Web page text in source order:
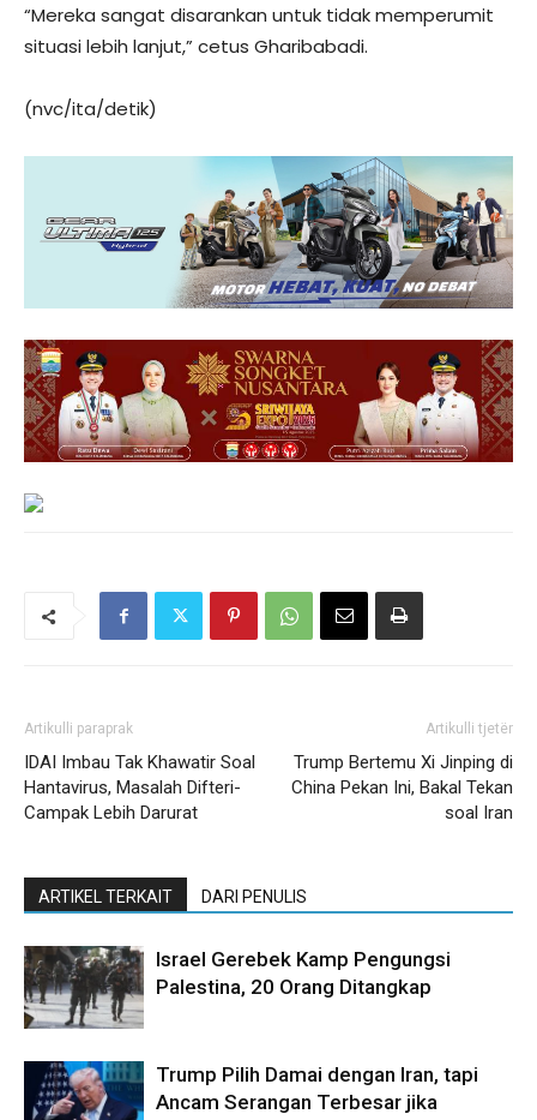
“Mereka sangat disarankan untuk tidak memperumit
situasi lebih lanjut,” cetus Gharibabadi.
(nvc/ita/detik)
Artikulli paraprak
IDAI Imbau Tak Khawatir Soal
Hantavirus, Masalah Difteri-
Campak Lebih Darurat
Artikulli tjetër
Trump Bertemu Xi Jinping di
China Pekan Ini, Bakal Tekan
soal Iran
ARTIKEL TERKAIT DARI PENULIS
Israel Gerebek Kamp Pengungsi
Palestina, 20 Orang Ditangkap
Trump Pilih Damai dengan Iran, tapi
Ancam Serangan Terbesar jika